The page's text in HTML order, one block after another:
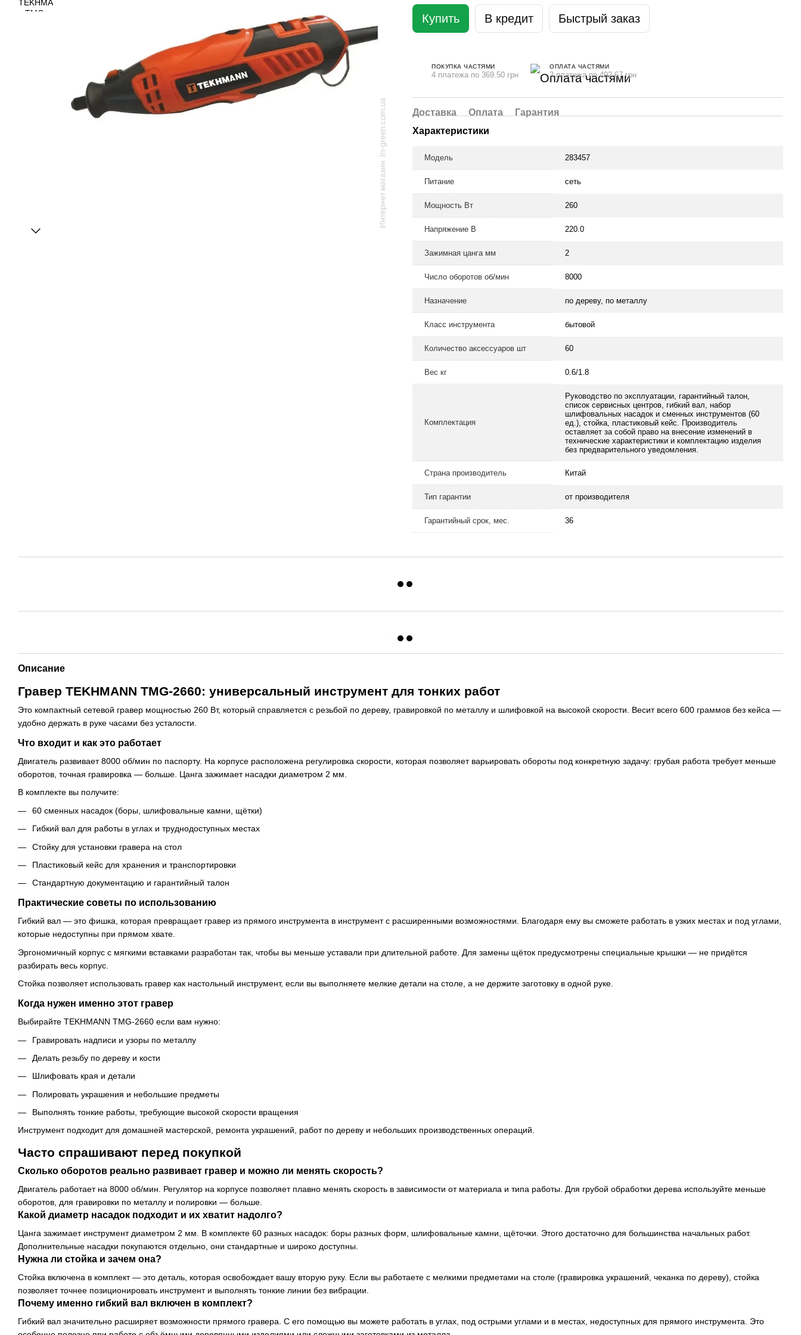
Купить В кредит Быстрый заказ
ПОКУПКА ЧАСТЯМИ
4 платежа по 369.50 грн
ОПЛАТА ЧАСТЯМИ
3 платежа по 492.67 грн
Доставка Оплата
Гарантия
Характеристики
Модель 283457
Питание сеть
Мощность Вт 260
Напряжение В 220.0
Зажимная цанга мм 2
Число оборотов об/мин 8000
Назначение по дереву, по металлу
Класс инструмента бытовой
Количество аксессуаров шт 60
Вес кг 0.6/1.8
Комплектация
Руководство по эксплуатации, гарантийный талон,
список сервисных центров, гибкий вал, набор
шлифовальных насадок и сменных инструментов (60
ед.), стойка, пластиковый кейс. Производитель
оставляет за собой право на внесение изменений в
технические характеристики и комплектацию изделия
без предварительного уведомления.
Страна производитель Китай
Тип гарантии от производителя
Гарантийный срок, мес. 36
Описание
Гравер TEKHMANN TMG-2660: универсальный инструмент для тонких работ
Это компактный сетевой гравер мощностью 260 Вт, который справляется с резьбой по дереву, гравировкой по металлу и шлифовкой на высокой скорости. Весит всего 600 граммов без кейса —
удобно держать в руке часами без усталости.
Что входит и как это работает
Двигатель развивает 8000 об/мин по паспорту. На корпусе расположена регулировка скорости, которая позволяет варьировать обороты под конкретную задачу: грубая работа требует меньше
оборотов, точная гравировка — больше. Цанга зажимает насадки диаметром 2 мм.
В комплекте вы получите:
60 сменных насадок (боры, шлифовальные камни, щётки)
Гибкий вал для работы в углах и труднодоступных местах
Стойку для установки гравера на стол
Пластиковый кейс для хранения и транспортировки
Стандартную документацию и гарантийный талон
Практические советы по использованию
Гибкий вал — это фишка, которая превращает гравер из прямого инструмента в инструмент с расширенными возможностями. Благодаря ему вы сможете работать в узких местах и под углами,
которые недоступны при прямом хвате.
Эргономичный корпус с мягкими вставками разработан так, чтобы вы меньше уставали при длительной работе. Для замены щёток предусмотрены специальные крышки — не придётся
разбирать весь корпус.
Стойка позволяет использовать гравер как настольный инструмент, если вы выполняете мелкие детали на столе, а не держите заготовку в одной руке.
Когда нужен именно этот гравер
Выбирайте TEKHMANN TMG-2660 если вам нужно:
Гравировать надписи и узоры по металлу
Делать резьбу по дереву и кости
Шлифовать края и детали
Полировать украшения и небольшие предметы
Выполнять тонкие работы, требующие высокой скорости вращения
Инструмент подходит для домашней мастерской, ремонта украшений, работ по дереву и небольших производственных операций.
Часто спрашивают перед покупкой
Сколько оборотов реально развивает гравер и можно ли менять скорость?
Двигатель работает на 8000 об/мин. Регулятор на корпусе позволяет плавно менять скорость в зависимости от материала и типа работы. Для грубой обработки дерева используйте меньше
оборотов, для гравировки по металлу и полировки — больше.
Какой диаметр насадок подходит и их хватит надолго?
Цанга зажимает инструмент диаметром 2 мм. В комплекте 60 разных насадок: боры разных форм, шлифовальные камни, щёточки. Этого достаточно для большинства начальных работ.
Дополнительные насадки покупаются отдельно, они стандартные и широко доступны.
Нужна ли стойка и зачем она?
Стойка включена в комплект — это деталь, которая освобождает вашу вторую руку. Если вы работаете с мелкими предметами на столе (гравировка украшений, чеканка по дереву), стойка
позволяет точнее позиционировать инструмент и выполнять тонкие линии без вибрации.
Почему именно гибкий вал включен в комплект?
Гибкий вал значительно расширяет возможности прямого гравера. С его помощью вы можете работать в углах, под острыми углами и в местах, недоступных для прямого инструмента. Это